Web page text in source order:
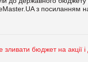
з посиланням
бюджет на акції і